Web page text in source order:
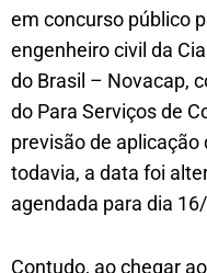
em concurso público
engenheiro civil da
do Brasil – Novacap,
do Para Serviços de
previsão de
todavia, a data foi
agendada para dia
Contudo, ao chegar